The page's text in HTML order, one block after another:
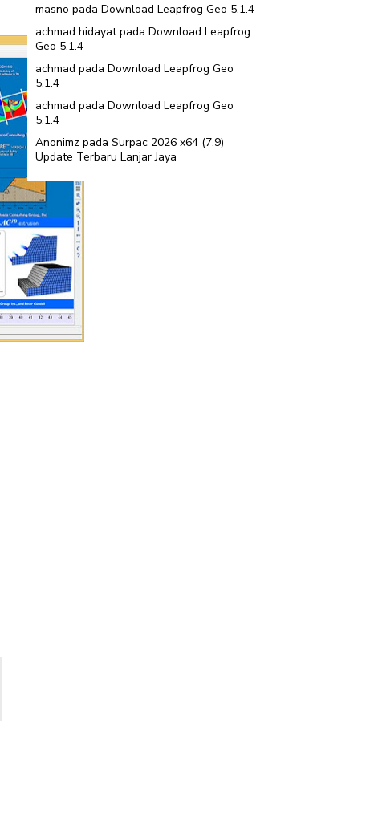
masno pada Download Leapfrog Geo 5.1.4
achmad hidayatpada Download Leapfrog
Geo 5.1.4
achmad pada Download Leapfrog Geo
5.1.4
achmad pada Download Leapfrog Geo
5.1.4
Anonimz pada Surpac 2026 x64 (7.9)
Update Terbaru Lanjar Jaya